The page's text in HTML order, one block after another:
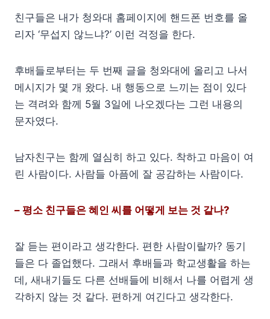
친구들은 내가 청와대 홈페이지에 핸드폰 번호를 올
리자 ‘무섭지 않느냐?’ 이런 걱정을 한다.
후배들로부터는 두 번째 글을 청와대에 올리고 나서
메시지가 몇 개 왔다. 내 행동으로 느끼는 점이 있다
는 격려와 함께 5월 3일에 나오겠다는 그런 내용의
문자였다.
남자친구는 함께 열심히 하고 있다. 착하고 마음이 여
린 사람이다. 사람들 아픔에 잘 공감하는 사람이다.
– 평소 친구들은 혜인 씨를 어떻게 보는 것 같나?
잘 듣는 편이라고 생각한다. 편한 사람이랄까? 동기
들은 다 졸업했다. 그래서 후배들과 학교생활을 하는
데, 새내기들도 다른 선배들에 비해서 나를 어렵게 생
각하지 않는 것 같다. 편하게 여긴다고 생각한다.